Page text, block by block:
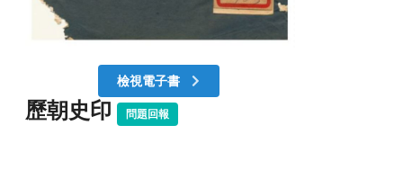
檢視電子書
歷朝史印 問題回報